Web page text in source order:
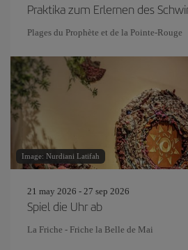
Praktika zum Erlernen des
Plages du Prophète et de la Pointe-Rouge
Image: Nurdiani Latifah
21 may 2026 - 27 sep 2026
Spiel die Uhr ab
La Friche - Friche la Belle de Mai